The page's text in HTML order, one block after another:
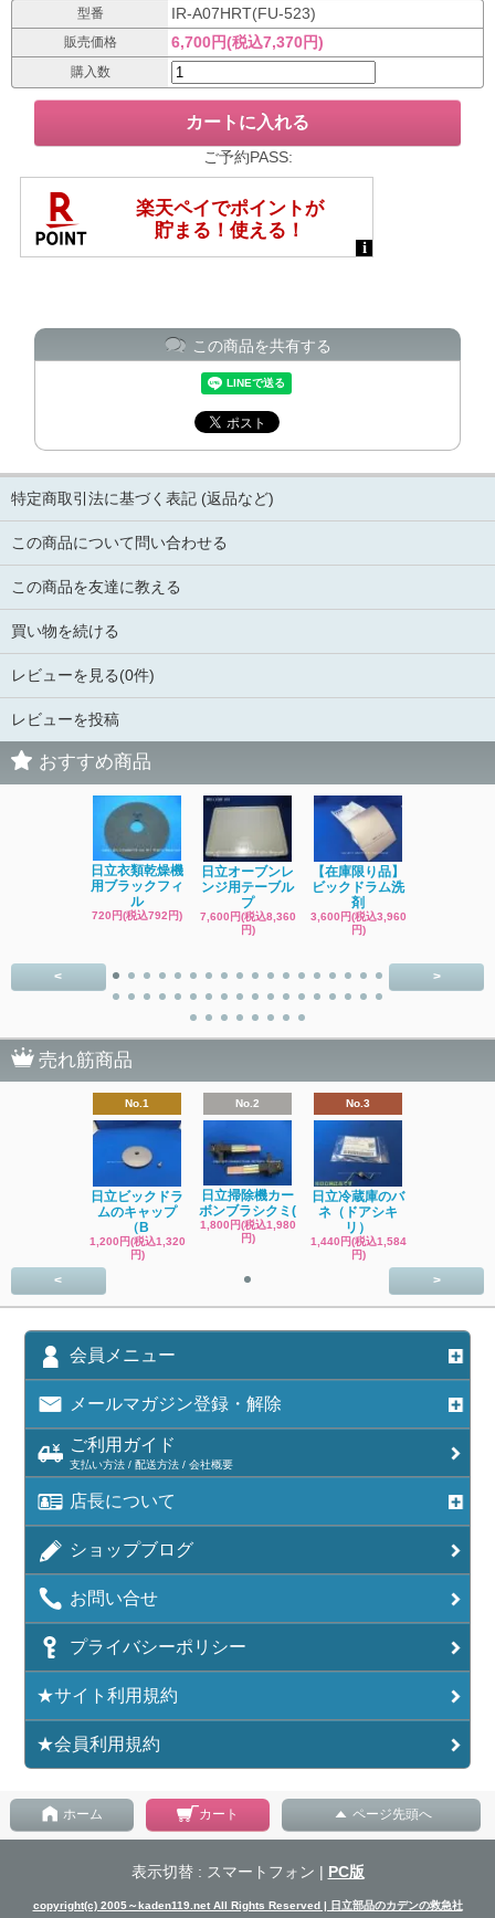
型番 IR-A07HRT(FU-523)
販売価格 6,700円(税込7,370円)
購入数
ご予約PASS:
この商品を共有する
特定商取引法に基づく表記 (返品など)
この商品について問い合わせる
この商品を友達に教える
買い物を続ける
レビューを見る(0件)
レビューを投稿
おすすめ商品
日立衣類乾燥機
用ブラックフィ
ル
720円(税込792円)
日立オーブンレ
ンジ用テーブル
プ
7,600円(税込8,360
円)
【在庫限り品】
ビックドラム洗
剤
3,600円(税込3,960
円)
< >
売れ筋商品
No.1
日立ビックドラ
ムのキャップ
（B
1,200円(税込1,320
円)
No.2
日立掃除機カー
ボンブラシクミ(
1,800円(税込1,980
円)
No.3
日立冷蔵庫のバ
ネ（ドアシキ
リ）
1,440円(税込1,584
円)
< >
会員メニュー
メールマガジン登録・解除
ご利用ガイド
支払い方法 / 配送方法 / 会社概要
店長について
ショップブログ
お問い合せ
プライバシーポリシー
★サイト利用規約
★会員利用規約
ホーム カート ページ先頭へ
表示切替 : スマートフォン | PC版
copyright(c) 2005～kaden119.net All Rights Reserved | 日立部品のカデンの救急社